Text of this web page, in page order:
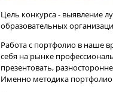
Цель конкурса - выявление
образовательных
Работа с портфолио в наше
себя на рынке
презентовать,
Именно методика портфолио